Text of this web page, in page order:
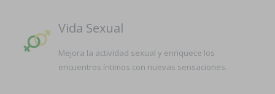
Vida Sexual
Mejora la actividad sexual y enriquece los
encuentros íntimos con nuevas sensaciones.